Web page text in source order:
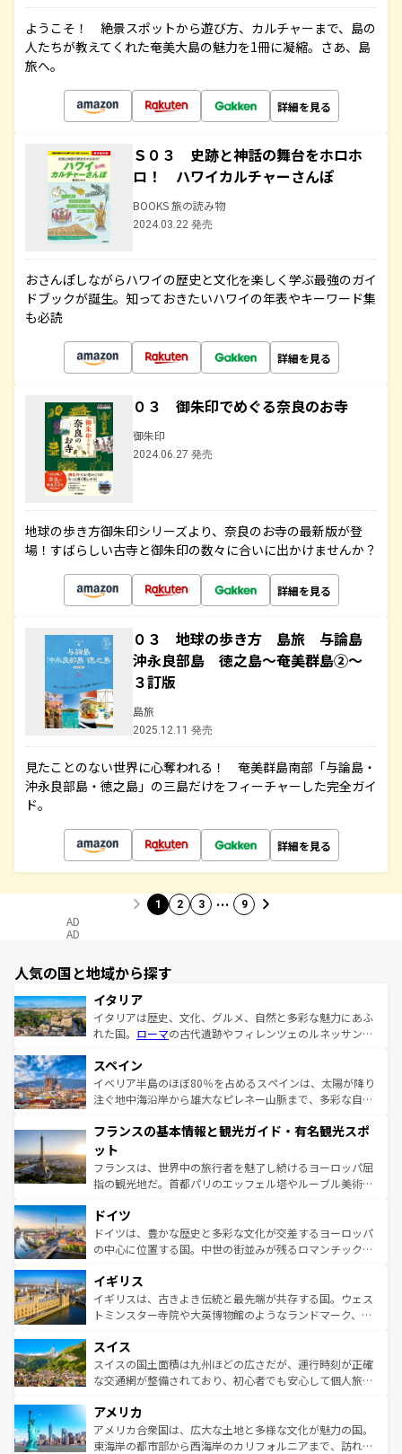
ようこそ！ 絶景スポットから遊び方、カルチャーまで、島の
人たちが教えてくれた奄美大島の魅力を1冊に凝縮。さあ、島
旅へ。
詳細を見る
Ｓ０３ 史跡と神話の舞台をホロホ
ロ！ ハワイカルチャーさんぽ
BOOKS 旅の読み物
2024.03.22 発売
おさんぽしながらハワイの歴史と文化を楽しく学ぶ最強のガイ
ドブックが誕生。知っておきたいハワイの年表やキーワード集
も必読
詳細を見る
０３ 御朱印でめぐる奈良のお寺
御朱印
2024.06.27 発売
地球の歩き方御朱印シリーズより、奈良のお寺の最新版が登
場！すばらしい古寺と御朱印の数々に合いに出かけませんか？
詳細を見る
０３ 地球の歩き方 島旅 与論島
沖永良部島 徳之島～奄美群島②～
３訂版
島旅
2025.12.11 発売
見たことのない世界に心奪われる！ 奄美群島南部「与論島・
沖永良部島・徳之島」の三島だけをフィーチャーした完全ガイ
ド。
詳細を見る
1 2 3 … 9
AD
AD
人気の国と地域から探す
イタリア
イタリアは歴史、文化、グルメ、自然と多彩な魅力にあふ
れた国。 ローマの古代遺跡やフィレンツェのルネッサンス
ろん、トスカーナの美しい田園風景やアマルフィ海岸の絶
景など、自然景観も見逃せない。観光の合間には、本場の
ピザやパスタなど、絶品のイタリア料理を堪能することも
ませてくれるイタリアで、忘れられない旅をしてみよう！
なお、新着のイタリア情報は
しい。
スペイン
イベリア半島のほぼ80％を占めるスペインは、太陽が降り
注ぐ地中海沿岸から雄大なピレネー山脈まで、多彩な自然
文化が根付くこの国では、情熱的なフラメンコ、熱気あふ
れる闘牛、そして美味しいタパスが生活の一部となってい
る。首都マドリードの洗練された雰囲気や、バルセロナの
アートに溢れた街角から、地方では古代ローマ遺跡や中世
せる。地方によって風土や気候が異なるスペインはその個
性で訪れる人を魅了する。 なお、新着のスペイン情報は コ
ンテンツ一覧を参照してほしい。
フランスの基本情報と観光ガイド・有名観光スポ
ット
フランスは、世界中の旅行者を魅了し続けるヨーロッパ屈
指の観光地だ。首都パリのエッフェル塔やルーブル美術館
で、幅広い魅力が詰まっている。華麗な宮殿、歴史的な大
聖堂、美しいビーチ、そして豊かな自然が、訪れる者を心
から魅了する。また、フランスは美食の国としても知ら
いる。シャンパンの発祥地であるランス、プロヴァンスの
香り高いラベンダー畑など、多彩な楽しみ方が可能だ。さ
らに、パリ以外の地域にも魅力が溢れており、どの街角に
れる地方に足を運ぶとそれぞれで全く異なる文化を体験で
きるだろう。 なお、新着のフランス情報はコンテンツ一覧
を参照してほしい。
ドイツ
ドイツは、豊かな歴史と多彩な文化が交差するヨーロッパ
の中心に位置する国。中世の街並みが残るロマンチック街
顔を持つこの国は、どこを歩いても飽きることがない。ベ
ルリンの文化的活気、バイエルン州のアルプスの絶景、そ
してライン川沿いのワイン畑といった風景は必見。ビール
は、お酒好きな人にはぜひ体験してほしい。 なお、新着の
ドイツ情報はコンテンツ一覧を参照してほしい。
イギリス
イギリスは、古きよき伝統と最先端が共存する国。ウェス
トミンスター寺院や大英博物館のようなランドマーク、歴
リアごとに異なる魅力がある。また、優雅なアフタヌーン
ティー、ビール好きにはたまらない英国パブ、サッカー観
戦など、本場だからこそできる体験も豊富。イギリスを旅
ンツ一覧を参照してほしい。
スイス
スイスの国土面積は九州ほどの広さだが、運行時刻が正確
な交通網が整備されており、初心者でも安心して個人旅行
の建物がそのまま残る町や、スイスならではのユニークな
博物館もあり、アルプス観光だけでなく町歩きも満喫する
ことができる。国民の所得が高いため物価も高いが、旅行
アメリカ
アメリカ合衆国は、広大な土地と多様な文化が魅力の国。
東海岸の都市部から西海岸のカリフォルニアまで、訪れる